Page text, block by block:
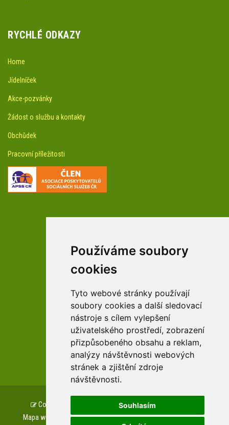
Používáme soubory
cookies
Tyto webové stránky používají
soubory cookies a další sledovací
nástroje s cílem vylepšení
uživatelského prostředí, zobrazení
přizpůsobeného obsahu a reklam,
analýzy návštěvnosti webových
stránek a zjištění zdroje
návštěvnosti.
Souhlasím
RYCHLÉ ODKAZY
Home
Jídelníček
Akce-pozvánky
Žádost o službu a kontakty
Obchůdek
Pracovní příležitosti
facebookové profily domova a arboreta
Youtube profily domova a arboreta
zařízení Pardubického kraje
Copyright © www.csszampach.cz, created by
Mapa webu
Prohlášení o přístupnosti GDPR Cookies